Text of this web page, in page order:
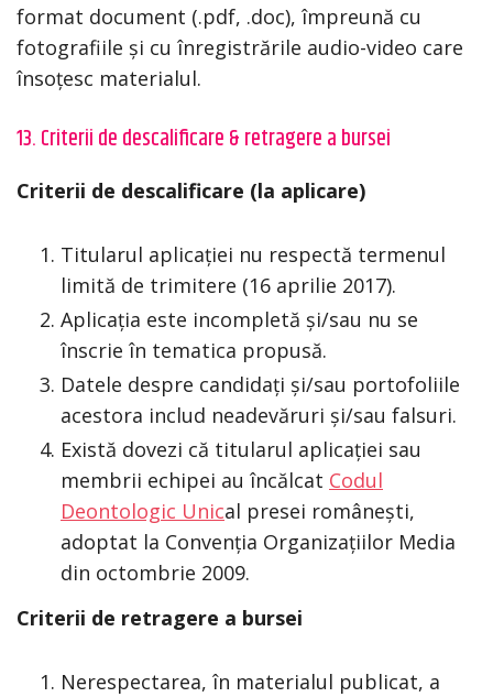
format document (.pdf, .doc), împreună cu
fotografiile și cu înregistrările audio-video care
însoțesc materialul.
13. Criterii de descalificare & retragere a bursei
Criterii de descalificare (la aplicare)
Titularul aplicației nu respectă termenul
limită de trimitere (16 aprilie 2017).
Aplicația este incompletă și/sau nu se
înscrie în tematica propusă.
Datele despre candidați și/sau portofoliile
acestora includ neadevăruri și/sau falsuri.
Există dovezi că titularul aplicației sau
membrii echipei au încălcat Codul
Deontologic Unical presei românești,
adoptat la Convenția Organizațiilor Media
din octombrie 2009.
Criterii de retragere a bursei
Nerespectarea, în materialul publicat, a